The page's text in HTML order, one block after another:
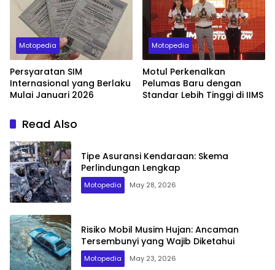
Motopedia
Persyaratan SIM
Internasional yang Berlaku
Mulai Januari 2026
Motopedia
Motul Perkenalkan
Pelumas Baru dengan
Standar Lebih Tinggi di IIMS
Read Also
Tipe Asuransi Kendaraan: Skema
Perlindungan Lengkap
Motopedia May 28, 2026
Risiko Mobil Musim Hujan: Ancaman
Tersembunyi yang Wajib Diketahui
Motopedia May 23, 2026